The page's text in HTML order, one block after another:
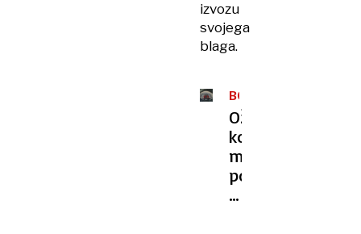
izvozu
svojega
blaga.
BOLGARIJA
Oživljanje
komunističnega
megaprojekta:
po
40